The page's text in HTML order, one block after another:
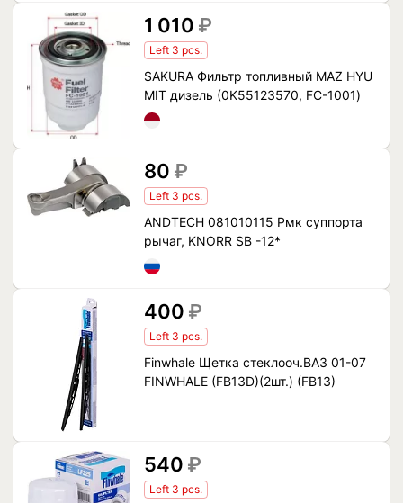
1 010 ₽
Left 3 pcs.
SAKURA Фильтр топливный MAZ HYU
MIT дизель (0K55123570, FC-1001)
80 ₽
Left 3 pcs.
ANDTECH 081010115 Рмк суппорта
рычаг, KNORR SB -12*
400 ₽
Left 3 pcs.
Finwhale Щетка стеклооч.ВАЗ 01-07
FINWHALE (FB13D)(2шт.) (FB13)
540 ₽
Left 3 pcs.